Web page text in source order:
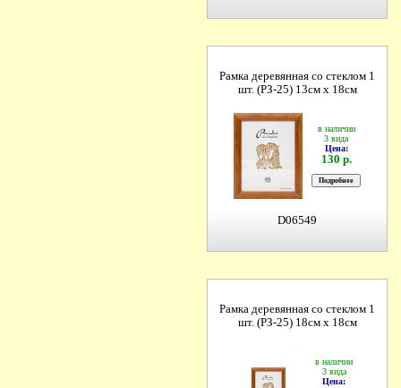
Рамка деревянная со стеклом 1
шт. (РЗ-25) 13см х 18см
в наличии
3 вида
Цена:
130 р.
D06549
Рамка деревянная со стеклом 1
шт. (РЗ-25) 18см х 18см
в наличии
3 вида
Цена: